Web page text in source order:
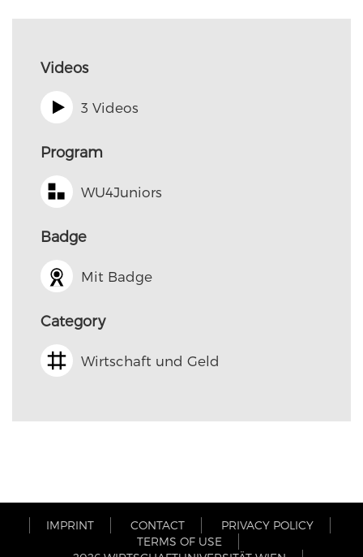
Videos
3 Videos
Program
WU4Juniors
Badge
Mit Badge
Category
Wirtschaft und Geld
IMPRINT CONTACT
PRIVACY POLICY
TERMS OF USE